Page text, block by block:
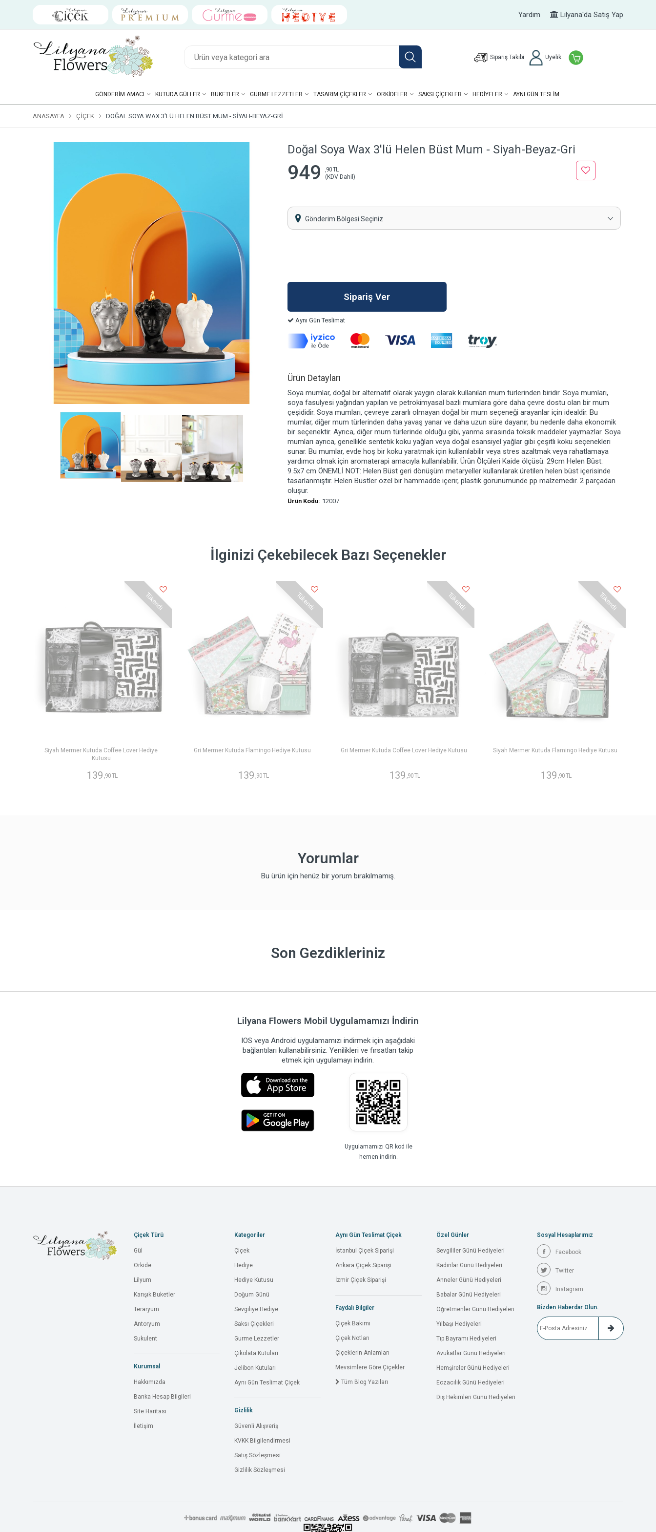
Yardım Lilyana'da Satış Yap
Sipariş Takibi Üyelik
GÖNDERIM AMACI KUTUDA GÜLLER BUKETLER GURME LEZZETLER TASARIM ÇIÇEKLER ORKIDELER SAKSI ÇIÇEKLER HEDIYELER AYNI GÜN TESLİM
ANASAYFA ÇIÇEK DOĞAL SOYA WAX 3'LÜ HELEN BÜST MUM - SIYAH-BEYAZ-GRI
Doğal Soya Wax 3'lü Helen Büst Mum - Siyah-Beyaz-Gri
949
,90 TL
(KDV Dahil)
Gönderim Bölgesi Seçiniz
Aynı Gün Teslimat
Ürün Detayları
Soya mumlar, doğal bir alternatif olarak yaygın olarak kullanılan mum türlerinden biridir. Soya mumları,
soya fasulyesi yağından yapılan ve petrokimyasal bazlı mumlara göre daha çevre dostu olan bir mum
çeşididir. Soya mumları, çevreye zararlı olmayan doğal bir mum seçeneği arayanlar için idealdir. Bu
mumlar, diğer mum türlerinden daha yavaş yanar ve daha uzun süre dayanır, bu nedenle daha ekonomik
bir seçenektir. Ayrıca, diğer mum türlerinde olduğu gibi, yanma sırasında toksik maddeler yaymazlar. Soya
mumları ayrıca, genellikle sentetik koku yağları veya doğal esansiyel yağlar gibi çeşitli koku seçenekleri
sunar. Bu mumlar, evde hoş bir koku yaratmak için kullanılabilir veya stres azaltmak veya rahatlamaya
yardımcı olmak için aromaterapi amacıyla kullanılabilir. Ürün Ölçüleri Kaide ölçüsü: 29cm Helen Büst:
9.5x7 cm ÖNEMLİ NOT: Helen Büst geri dönüşüm metaryeller kullanılarak üretilen helen büst içerisinde
tasarlanmıştır. Helen Büstler özel bir hammadde içerir, plastik görünümünde pp malzemedir. 2 parçadan
oluşur.
Ürün Kodu: 12007
İlginizi Çekebilecek Bazı Seçenekler
Tükendi
Siyah Mermer Kutuda Coffee Lover Hediye
Kutusu
139 ,90 TL
Tükendi
Gri Mermer Kutuda Flamingo Hediye Kutusu
139 ,90 TL
Tükendi
Gri Mermer Kutuda Coffee Lover Hediye Kutusu
139 ,90 TL
Tükendi
Siyah Mermer Kutuda Flamingo Hediye Kutusu
139 ,90 TL
Yorumlar
Bu ürün için henüz bir yorum bırakılmamış.
Son Gezdikleriniz
Lilyana Flowers Mobil Uygulamamızı İndirin
IOS veya Android uygulamamızı indirmek için aşağıdaki
bağlantıları kullanabilirsiniz. Yenilikleri ve fırsatları takip
etmek için uygulamayı indirin.
Uygulamamızı QR kod ile
hemen indirin.
Çiçek Türü
Gül
Orkide
Lilyum
Karışık Buketler
Teraryum
Antoryum
Sukulent
Kurumsal
Hakkımızda
Banka Hesap Bilgileri
Site Haritası
İletişim
Kategoriler
Çiçek
Hediye
Hediye Kutusu
Doğum Günü
Sevgiliye Hediye
Saksı Çiçekleri
Gurme Lezzetler
Çikolata Kutuları
Jelibon Kutuları
Aynı Gün Teslimat Çiçek
Gizlilik
Güvenli Alışveriş
KVKK Bilgilendirmesi
Satış Sözleşmesi
Gizlilik Sözleşmesi
Aynı Gün Teslimat Çiçek
İstanbul Çiçek Siparişi
Ankara Çiçek Siparişi
İzmir Çiçek Siparişi
Faydalı Bilgiler
Çiçek Bakımı
Çiçek Notları
Çiçeklerin Anlamları
Mevsimlere Göre Çiçekler
Tüm Blog Yazıları
Özel Günler
Sevgililer Günü Hediyeleri
Kadınlar Günü Hediyeleri
Anneler Günü Hediyeleri
Babalar Günü Hediyeleri
Öğretmenler Günü Hediyeleri
Yılbaşı Hediyeleri
Tıp Bayramı Hediyeleri
Avukatlar Günü Hediyeleri
Hemşireler Günü Hediyeleri
Eczacılık Günü Hediyeleri
Diş Hekimleri Günü Hediyeleri
Sosyal Hesaplarımız
Facebook
Twitter
Instagram
Bizden Haberdar Olun.